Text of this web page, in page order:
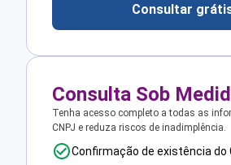
Consultar
Consulta Sob
Tenha acesso completo a todas as
CNPJ e reduza riscos de inadimplência.
Confirmação de existência do